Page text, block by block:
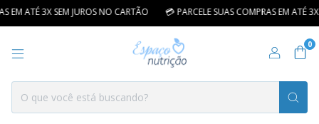
ATÉ 3X SEM JUROS NO CARTÃO 💳 PARCELE SUAS COMPRAS EM ATÉ 3X
0